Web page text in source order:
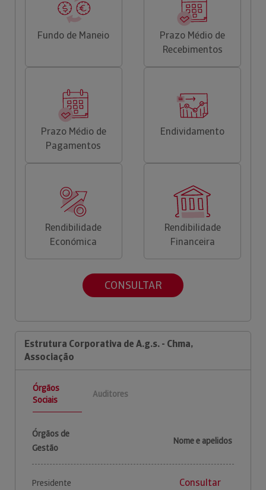
Fundo de Maneio
Prazo Médio de
Recebimentos
Prazo Médio de
Pagamentos
Endividamento
Rendibilidade
Económica
Rendibilidade
Financeira
CONSULTAR
Estrutura Corporativa de A.g.s. - Chma,
Associação
Órgãos
Sociais
Auditores
Órgãos de
Gestão
Nome e apelidos
Presidente Consultar